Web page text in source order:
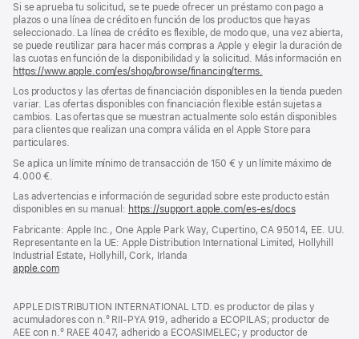
Si se aprueba tu solicitud, se te puede ofrecer un préstamo con pago a
plazos o una línea de crédito en función de los productos que hayas
seleccionado. La línea de crédito es flexible, de modo que, una vez abierta,
se puede reutilizar para hacer más compras a Apple y elegir la duración de
las cuotas en función de la disponibilidad y la solicitud. Más información en
https://www.apple.com/es/shop/browse/financing/terms.
Los productos y las ofertas de financiación disponibles en la tienda pueden
variar. Las ofertas disponibles con financiación flexible están sujetas a
cambios. Las ofertas que se muestran actualmente solo están disponibles
para clientes que realizan una compra válida en el Apple Store para
particulares.
Se aplica un límite mínimo de transacción de 150 € y un límite máximo de
4.000 €.
Las advertencias e información de seguridad sobre este producto están
disponibles en su manual: https://support.apple.com/es-es/docs(se
en
una
Fabricante: Apple Inc., One Apple Park Way, Cupertino, CA 95014, EE. UU.
Representante en la UE: Apple Distribution International Limited, Hollyhill
Industrial Estate, Hollyhill, Cork, Irlanda
apple.com(se
una
ventana
nueva)
APPLE DISTRIBUTION INTERNATIONAL LTD. es productor de pilas y
acumuladores con n.º RII-PYA 919, adherido a ECOPILAS; productor de
AEE con n.º RAEE 4047, adherido a ECOASIMELEC; y productor de